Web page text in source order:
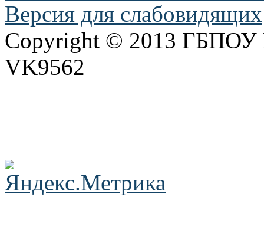
Версия для слабовидящих
Copyright © 2013
VK9562